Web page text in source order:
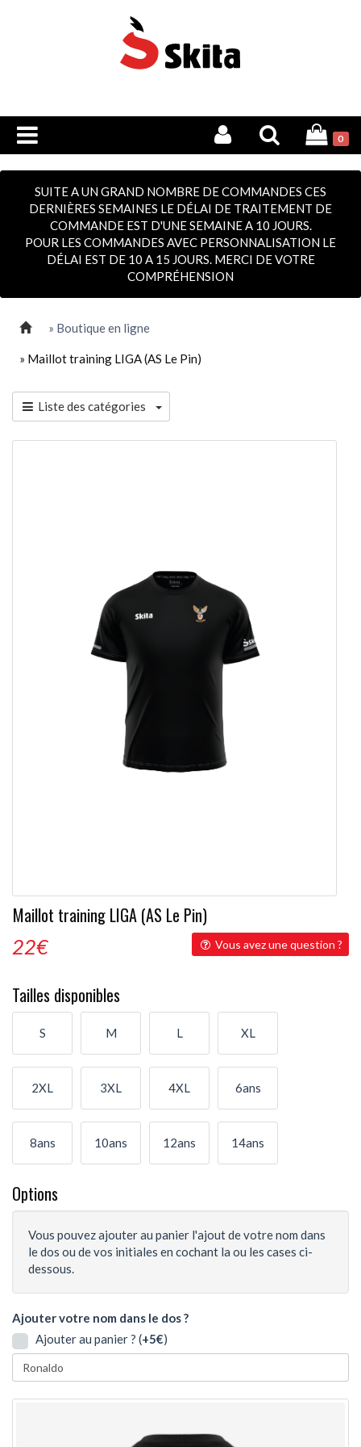
0
SUITE A UN GRAND NOMBRE DE COMMANDES CES
DERNIÈRES SEMAINES LE DÉLAI DE TRAITEMENT DE
COMMANDE EST D'UNE SEMAINE A 10 JOURS.
POUR LES COMMANDES AVEC PERSONNALISATION LE
DÉLAI EST DE 10 A 15 JOURS. MERCI DE VOTRE
COMPRÉHENSION
» Boutique en ligne
» Maillot training LIGA (AS Le Pin)
Liste des catégories
Maillot training LIGA (AS Le Pin)
Vous avez une question ?
22€
Tailles disponibles
S M L XL
2XL 3XL 4XL 6ans
8ans 10ans 12ans 14ans
Options
Vous pouvez ajouter au panier l'ajout de votre nom dans
le dos ou de vos initiales en cochant la ou les cases ci-
dessous.
Ajouter votre nom dans le dos ?
Ajouter au panier ? (+5€)